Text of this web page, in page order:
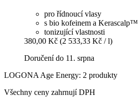
pro řídnoucí vlasy
s bio kofeinem a Kerascalp™
tonizující vlastnosti
380,00 Kč (2 533,33 Kč / l)
Doručení do 11. srpna
LOGONA Age Energy: 2 produkty
Všechny ceny zahrnují DPH